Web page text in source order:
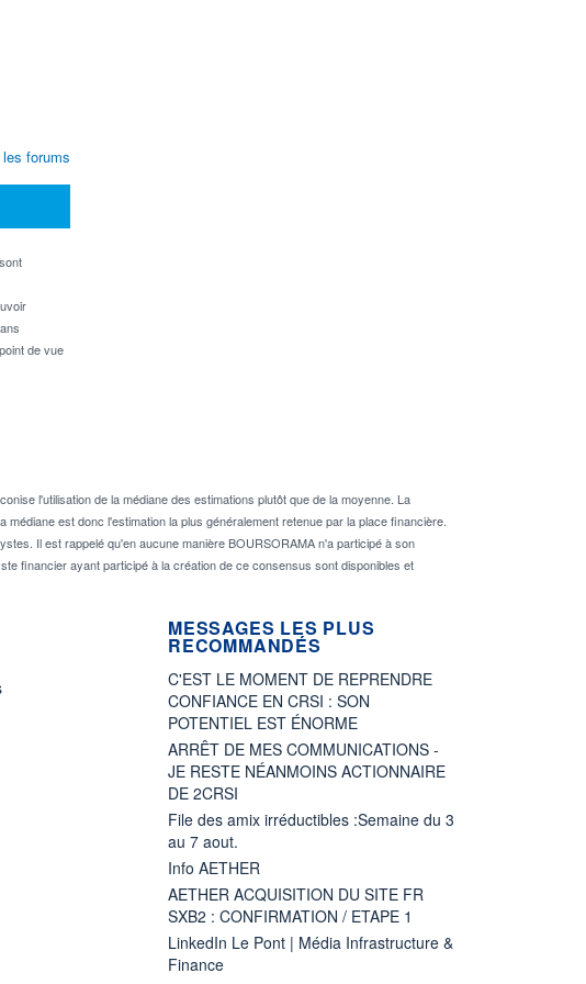
de vue
forums
l'utilisation de la médiane des estimations plutôt que de la moyenne. La
est donc l'estimation la plus généralement retenue par la place financière.
Il est rappelé qu'en aucune manière BOURSORAMA n'a participé à son
financier ayant participé à la création de ce consensus sont disponibles et
MESSAGES LES PLUS
RECOMMANDÉS
C'EST LE MOMENT DE REPRENDRE
CONFIANCE EN CRSI : SON
POTENTIEL EST ÉNORME
ARRÊT DE MES COMMUNICATIONS -
JE RESTE NÉANMOINS ACTIONNAIRE
DE 2CRSI
File des amix irréductibles :Semaine du 3
au 7 aout.
Info AETHER
AETHER ACQUISITION DU SITE FR
SXB2 : CONFIRMATION / ETAPE 1
LinkedIn Le Pont | Média Infrastructure &
Finance